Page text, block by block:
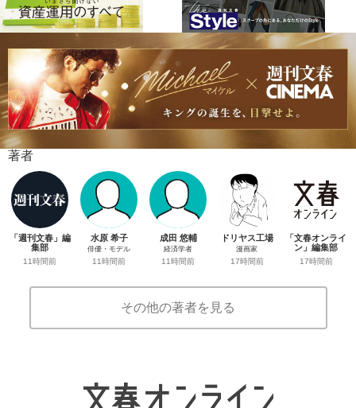
著者
「週刊文春」編
集部
11時間前
水原 希子
俳優・モデル
11時間前
成田 悠輔
経済学者
11時間前
ドリヤス工場
漫画家
17時間前
「文春オンライ
ン」編集部
17時間前
その他の著者を見る